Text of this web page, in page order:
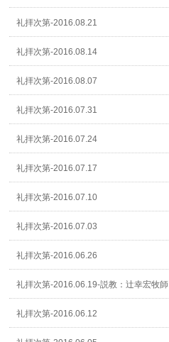
礼拝次第-2016.08.21
礼拝次第-2016.08.14
礼拝次第-2016.08.07
礼拝次第-2016.07.31
礼拝次第-2016.07.24
礼拝次第-2016.07.17
礼拝次第-2016.07.10
礼拝次第-2016.07.03
礼拝次第-2016.06.26
礼拝次第-2016.06.19-説教：辻幸宏牧師
礼拝次第-2016.06.12